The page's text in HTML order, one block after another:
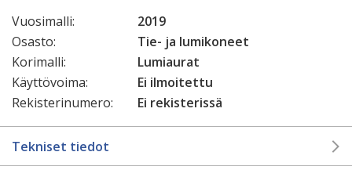
Vuosimalli:
2019
Osasto:
Tie- ja lumikoneet
Korimalli:
Lumiaurat
Käyttövoima:
Ei ilmoitettu
Rekisterinumero:
Ei rekisterissä
Tekniset tiedot